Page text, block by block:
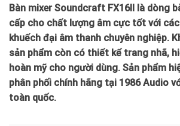
Bàn mixer Soundcraft FX16II là dòng
cấp cho chất lượng âm cực tốt với
khuếch đại âm thanh chuyên nghiệp.
sản phẩm còn có thiết kế trang nhã,
hoàn mỹ cho người dùng. Sản phẩm
phân phối chính hãng tại 1986 Audio
toàn quốc.